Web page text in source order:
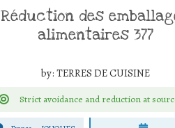
Réduction des
alimentaires 377
by: TERRES DE CUISINE
Strict avoidance and reduction at